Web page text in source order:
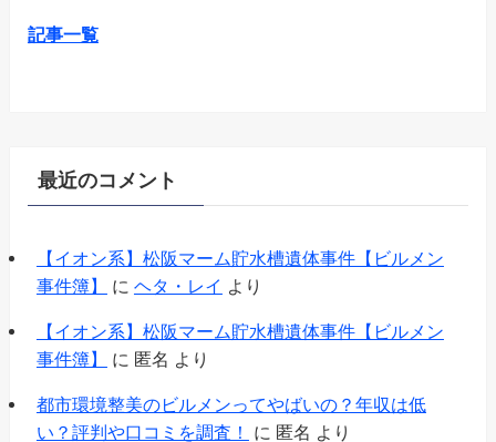
記事一覧
最近のコメント
【イオン系】松阪マーム貯水槽遺体事件【ビルメン
事件簿】
に ヘタ・レイ より
【イオン系】松阪マーム貯水槽遺体事件【ビルメン
事件簿】
に 匿名 より
都市環境整美のビルメンってやばいの？年収は低
い？評判や口コミを調査！
に 匿名 より